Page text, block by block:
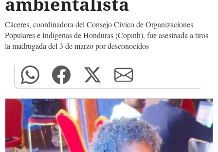
Cáceres, coordinadora del Consejo Cívico de Organizaciones
Populares e Indígenas de Honduras (Copinh), fue asesinada a tiros
la madrugada del 3 de marzo por desconocidos